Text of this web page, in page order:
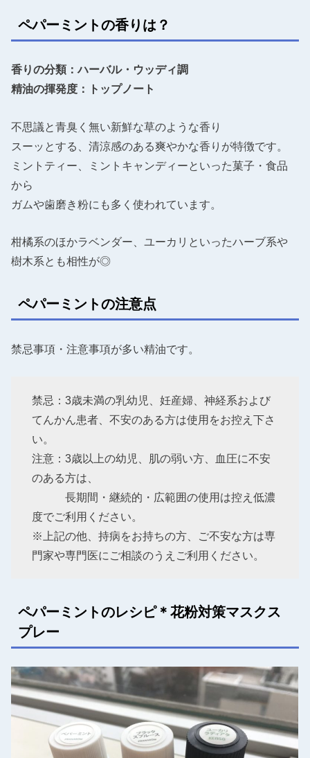
ペパーミントの香りは？
香りの分類：ハーバル・ウッディ調
精油の揮発度：トップノート
不思議と青臭く無い新鮮な草のような香り
スーッとする、清涼感のある爽やかな香りが特徴です。
ミントティー、ミントキャンディーといった菓子・食品
から
ガムや歯磨き粉にも多く使われています。
柑橘系のほかラベンダー、ユーカリといったハーブ系や
樹木系とも相性が◎
ペパーミントの注意点
禁忌事項・注意事項が多い精油です。
禁忌：3歳未満の乳幼児、妊産婦、神経系および
てんかん患者、不安のある方は使用をお控え下さ
い。
注意：3歳以上の幼児、肌の弱い方、血圧に不安
のある方は、
長期間・継続的・広範囲の使用は控え低濃
度でご利用ください。
※上記の他、持病をお持ちの方、ご不安な方は専
門家や専門医にご相談のうえご利用ください。
ペパーミントのレシピ＊花粉対策マスクス
プレー